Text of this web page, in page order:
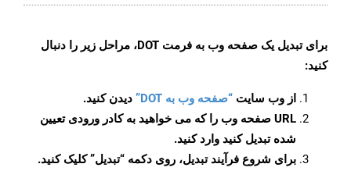
برای تبدیل یک صفحه وب به فرمت DOT، مراحل زیر را دنبال
کنید:
از وب سایت “صفحه وب به DOT”
دیدن کنید.
URL صفحه وب را که می خواهید به کادر ورودی تعیین
شده تبدیل کنید وارد کنید.
برای شروع فرآیند تبدیل، روی دکمه “تبدیل” کلیک کنید.